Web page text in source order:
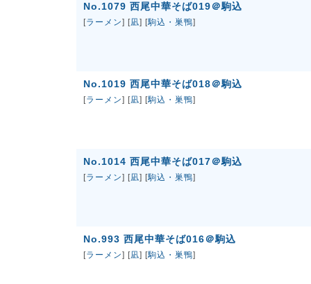
No.1079 西尾中華そば019＠駒込
[ラーメン] [凪] [駒込・巣鴨]
No.1019 西尾中華そば018＠駒込
[ラーメン] [凪] [駒込・巣鴨]
No.1014 西尾中華そば017＠駒込
[ラーメン] [凪] [駒込・巣鴨]
No.993 西尾中華そば016＠駒込
[ラーメン] [凪] [駒込・巣鴨]